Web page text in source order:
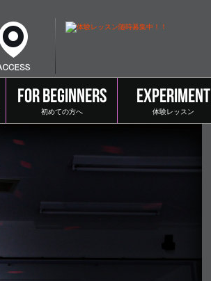
FOR BEGINNERS
初めての方へ
EXPERIMENT
体験レッスン